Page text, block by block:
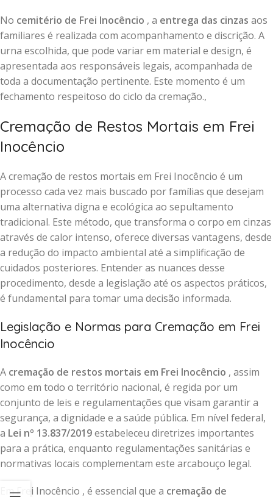
No cemitério de Frei Inocêncio , a entrega das cinzas aos
familiares é realizada com acompanhamento e discrição. A
urna escolhida, que pode variar em material e design, é
apresentada aos responsáveis legais, acompanhada de
toda a documentação pertinente. Este momento é um
fechamento respeitoso do ciclo da cremação.,
Cremação de Restos Mortais em Frei
Inocêncio
A cremação de restos mortais em Frei Inocêncio é um
processo cada vez mais buscado por famílias que desejam
uma alternativa digna e ecológica ao sepultamento
tradicional. Este método, que transforma o corpo em cinzas
através de calor intenso, oferece diversas vantagens, desde
a redução do impacto ambiental até a simplificação de
cuidados posteriores. Entender as nuances desse
procedimento, desde a legislação até os aspectos práticos,
é fundamental para tomar uma decisão informada.
Legislação e Normas para Cremação em Frei
Inocêncio
A cremação de restos mortais em Frei Inocêncio , assim
como em todo o território nacional, é regida por um
conjunto de leis e regulamentações que visam garantir a
segurança, a dignidade e a saúde pública. Em nível federal,
a Lei nº 13.837/2019estabeleceu diretrizes importantes
para a prática, enquanto regulamentações sanitárias e
normativas locais complementam este arcabouço legal.
Em Frei Inocêncio , é essencial que a cremação de